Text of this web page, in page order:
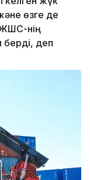
өзге де
ЖШС-нің
деп